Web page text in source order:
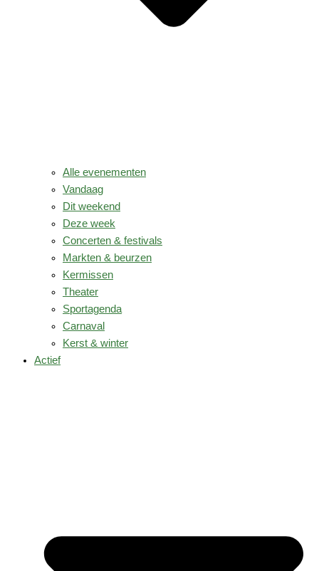
Alle evenementen
Vandaag
Dit weekend
Deze week
Concerten & festivals
Markten & beurzen
Kermissen
Theater
Sportagenda
Carnaval
Kerst & winter
Actief